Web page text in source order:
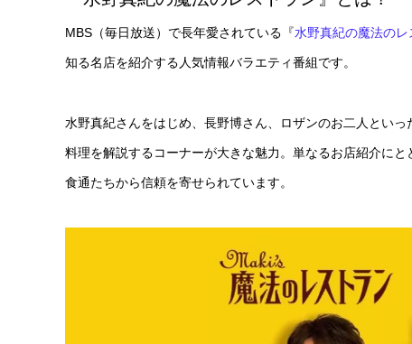
MBS（毎日放送）で長年愛されている『水野真紀の魔法のレ
知る名店を紹介する人気情報バラエティ番組です。
水野真紀さんをはじめ、長野博さん、ロザンのお二人とい
料理を解説するコーナーが大きな魅力。単なるお店紹介に
食通たちから信頼を寄せられています。